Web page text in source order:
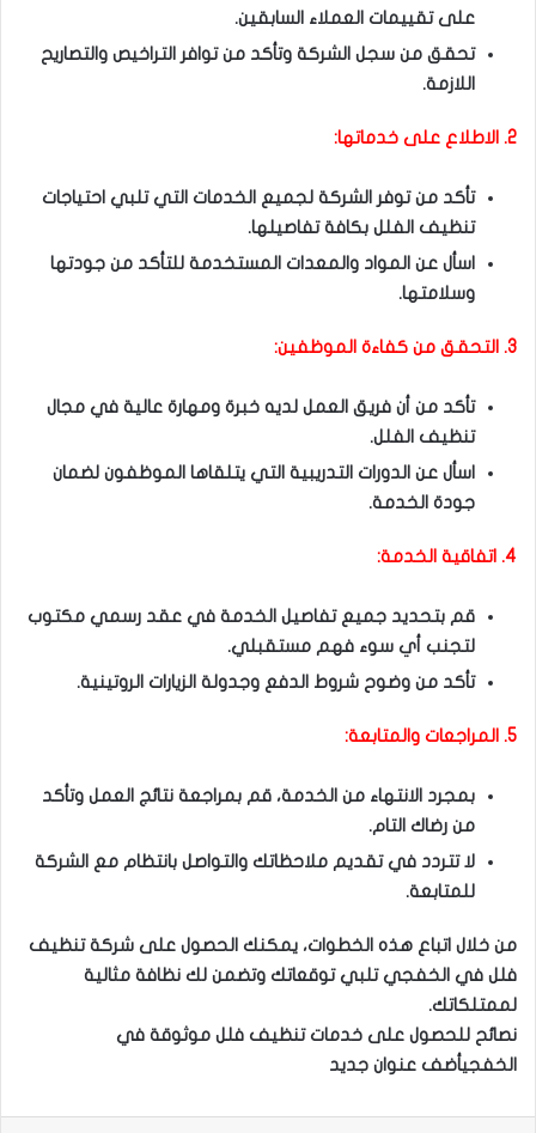
على تقييمات العملاء السابقين.
تحقق من سجل الشركة وتأكد من توافر التراخيص والتصاريح
اللازمة.
2. الاطلاع على خدماتها:
تأكد من توفر الشركة لجميع الخدمات التي تلبي احتياجات
تنظيف الفلل بكافة تفاصيلها.
اسأل عن المواد والمعدات المستخدمة للتأكد من جودتها
وسلامتها.
3. التحقق من كفاءة الموظفين:
تأكد من أن فريق العمل لديه خبرة ومهارة عالية في مجال
تنظيف الفلل.
اسأل عن الدورات التدريبية التي يتلقاها الموظفون لضمان
جودة الخدمة.
4. اتفاقية الخدمة:
قم بتحديد جميع تفاصيل الخدمة في عقد رسمي مكتوب
لتجنب أي سوء فهم مستقبلي.
تأكد من وضوح شروط الدفع وجدولة الزيارات الروتينية.
5. المراجعات والمتابعة:
بمجرد الانتهاء من الخدمة، قم بمراجعة نتائج العمل وتأكد
من رضاك التام.
لا تتردد في تقديم ملاحظاتك والتواصل بانتظام مع الشركة
للمتابعة.
من خلال اتباع هذه الخطوات، يمكنك الحصول على شركة تنظيف
فلل في الخفجي تلبي توقعاتك وتضمن لك نظافة مثالية
لممتلكاتك.
نصائح للحصول على خدمات تنظيف فلل موثوقة في
الخفجيأضف عنوان جديد